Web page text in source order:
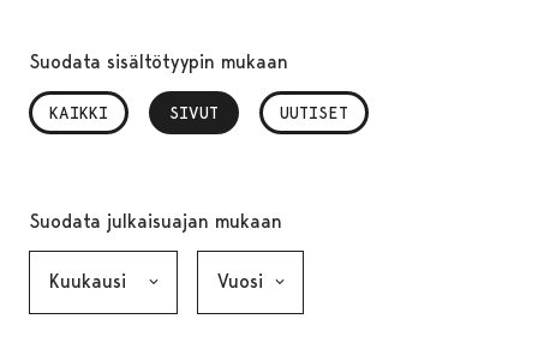
Suodata sisältötyypin mukaan
KAIKKI SIVUT
, VALITTU UUTISET
Suodata julkaisuajan mukaan